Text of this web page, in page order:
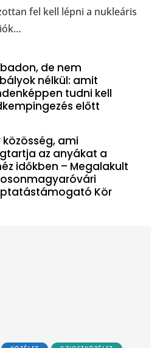
fel kell lépni a nukleáris
de nem
nélkül: amit
tudni kell
előtt
közösség, ami
az anyákat a
időkben – Megalakult
Kör